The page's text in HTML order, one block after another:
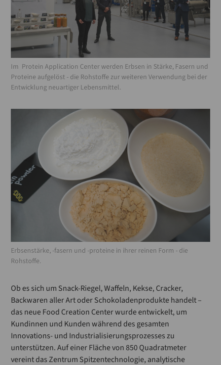
Im Protein Application Center werden Erbsen in Stärke, Fasern und
Proteine aufgelöst - die Rohstoffe zur weiteren Verwendung bei der
Entwicklung neuartiger Lebensmittel.
Erbsenstärke, -fasern und -proteine in ihrer reinen Form - die
Rohstoffe.
Ob es sich um Snack-Riegel, Waffeln, Kekse, Cracker,
Backwaren aller Art oder Schokoladenprodukte handelt –
das neue Food Creation Center wurde entwickelt, um
Kundinnen und Kunden während des gesamten
Innovations- und Industrialisierungsprozesses zu
unterstützen. Auf einer Fläche von 850 Quadratmeter
vereint das Zentrum Spitzentechnologie, analytische